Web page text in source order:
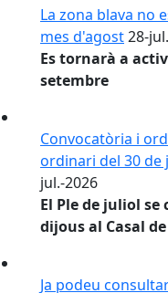
17 a 21 hores
La zona blava no
mes d'agost
setembre
Convocatòria i
ordinari del 30 de
jul.-2026
dijous al Casal